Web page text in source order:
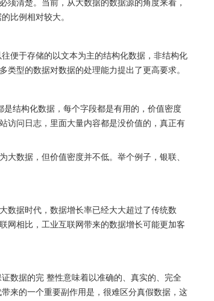
比例相对较大。
便于存储的以文本为主的结构化数据，非结构化
型的数据对数据的处理能力提出了更高要求。
结构化数据，每个字段都是有用的，价值密度
访问日志，里面大量内容都是没价值的，真正有
数据，但价值密度并不低。举个例子，银联、
数据时代，数据增长率已经大大超过了传统数
网相比，工业互联网带来的数据增长可能更加客
数据的完 整性意味着以准确的、真实的、完全
来的一个重要副作用是，很难区分真假数据，这